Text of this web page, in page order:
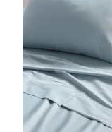
Commodes